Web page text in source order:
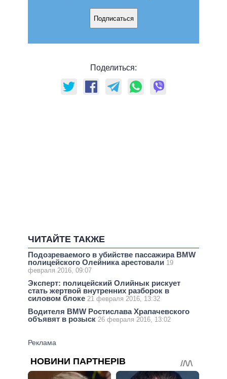
Подписаться
Поделиться:
ЧИТАЙТЕ ТАКЖЕ
Подозреваемого в убийстве пассажира BMW
полицейского Олейника арестовали 19
февраля 2016, 09:07
Эксперт: полицейский Олийнык рискует
стать жертвой внутренних разборок в
силовом блоке 21 февраля 2016, 13:32
Водителя BMW Ростислава Храпачевского
объявят в розыск 26 февраля 2016, 13:02